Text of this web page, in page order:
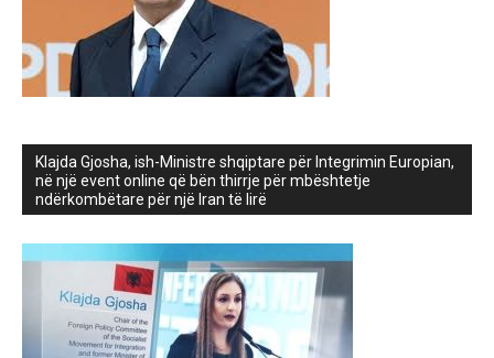
Klajda Gjosha, ish-Ministre shqiptare për Integrimin Europian,
në një event online që bën thirrje për mbështetje
ndërkombëtare për një Iran të lirë